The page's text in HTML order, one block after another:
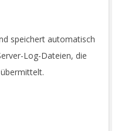
speichert automatisch
Log-Dateien, die